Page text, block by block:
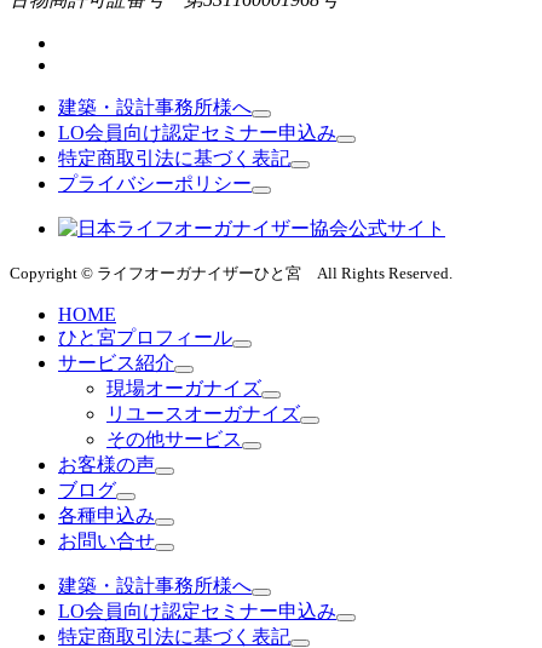
建築・設計事務所様へ
LO会員向け認定セミナー申込み
特定商取引法に基づく表記
プライバシーポリシー
Copyright © ライフオーガナイザーひと宮 All Rights Reserved.
HOME
ひと宮プロフィール
サービス紹介
現場オーガナイズ
リユースオーガナイズ
その他サービス
お客様の声
ブログ
各種申込み
お問い合せ
建築・設計事務所様へ
LO会員向け認定セミナー申込み
特定商取引法に基づく表記